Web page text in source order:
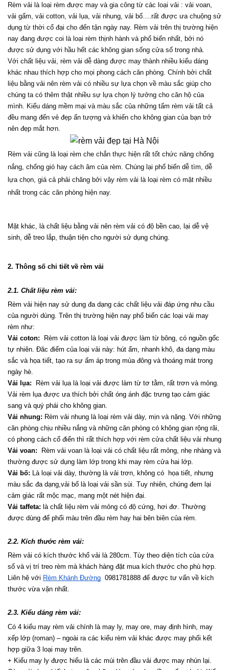
Rèm vải là loại rèm được may và gia công từ các loại vải : vải voan,
vải gấm, vải cotton, vải lụa, vải nhung, vải bố….rất được ưa chuộng sử
dụng từ thời cổ đại cho đến tận ngày nay. Rèm vải trên thị trường hiện
nay đang được coi là loại rèm thịnh hành và phổ biến nhất, bởi nó
được sử dụng với hầu hết các không gian sống cửa sổ trong nhà.
Với chất liệu vải, rèm vải dễ dàng được may thành nhiều kiểu dáng
khác nhau thích hợp cho mọi phong cách căn phòng. Chính bởi chất
liệu bằng vải nên rèm vải có nhiều sự lựa chọn về màu sắc giúp cho
chúng ta có thêm thật nhiều sự lựa chọn lý tưởng cho căn hộ của
mình. Kiểu dáng mềm mại và màu sắc của những tấm rèm vải tất cả
đều mang đến vẻ đẹp ấn tượng và khiến cho không gian của bạn trở
nên đẹp mắt hơn.
Rèm vải cũng là loại rèm che chắn thực hiện rất tốt chức năng chống
nắng, chống gió hay cách âm của rèm. Chúng lại phổ biến dễ tìm, dễ
lựa chọn, giá cả phải chăng bởi vậy rèm vải là loại rèm có mặt nhiều
nhất trong các căn phòng hiện nay.
Mặt khác, là chất liệu bằng vải nên rèm vải có độ bền cao, lại dễ vệ
sinh, dễ treo lắp, thuận tiện cho người sử dụng chúng.
2. Thông số chi tiết về rèm vải
2.1. Chất liệu rèm vải:
Rèm vải hiện nay sử dung đa dạng các chất liệu vải đáp ứng nhu cầu
của người dùng. Trên thị trường hiện nay phổ biến các loại vải may
rèm như:
Vải coton: Rèm vải cotton là loại vải được làm từ bông, có nguồn gốc
tự nhiên. Đăc điểm của loại vải này: hút ẩm, nhanh khô, đa dạng màu
sắc và họa tiết, tạo ra sự ấm áp trong mùa đông và thoáng mát trong
ngày hè.
Vải lụa: Rèm vải lụa là loại vải được làm từ tơ tằm, rất trơn và mỏng.
Vải rèm lụa được ưa thích bởi chất óng ánh đặc trưng tạo cảm giác
sang và quý phái cho không gian.
Vải nhung: Rèm vải nhung là loại rèm vải dày, mịn và nặng. Với những
căn phòng chịu nhiều nắng và những căn phòng có không gian rộng rãi,
có phong cách cổ điển thì rất thích hợp với rèm cửa chất liệu vải nhung
Vải voan: Rèm vải voan là loại vải có chất liệu rất mỏng, nhẹ nhàng và
thường được sử dụng làm lớp trong khi may rèm cửa hai lớp.
Vải bố: Là loại vải dày, thường là vải trơn, không có  họa tiết, nhưng
màu sắc đa dạng,vải bố là loại vải sần sùi. Tuy nhiên, chúng đem lại
cảm giác rất mộc mạc, mang một nét hiện đại.
Vải taffeta: là chất liệu rèm vải mỏng có độ cứng, hơi đơ. Thường
được dùng để phối màu trên đầu rèm hay hai bên biên của rèm.
2.2. Kích thước rèm vải:
Rèm vải có kích thước khổ vải là 280cm. Tùy theo diện tích của cửa
sổ và vị trí treo rèm mà khách hàng đặt mua kích thước cho phù hợp.
Liên hệ với Rèm Khánh Đường 0981781888 để được tư vấn về kích
thước vừa vặn nhất.
2.3. Kiểu dáng rèm vải:
Có 4 kiểu may rèm vải chính là may ly, may ore, may định hình, may
xếp lớp (roman) – ngoài ra các kiểu rèm vải khác được may phối kết
hợp giữa 3 loại may trên.
+ Kiểu may ly được hiểu là các múi trên đầu vải được may nhún lại.